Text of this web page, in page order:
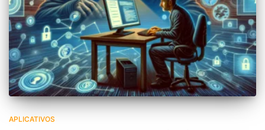
APLICATIVOS